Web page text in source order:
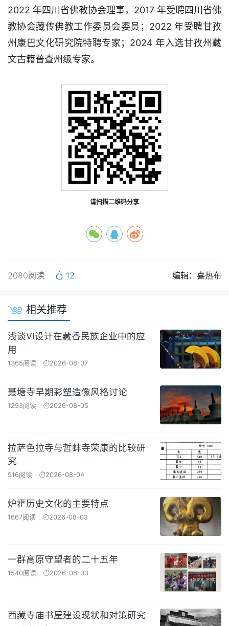
2022 年四川省佛教协会理事，2017 年受聘四川省佛
教协会藏传佛教工作委员会委员；2022 年受聘甘孜
州康巴文化研究院特聘专家；2024 年入选甘孜州藏
文古籍普查州级专家。
请扫描二维码分享
2080阅读 12 编辑：喜热布
相关推荐
浅谈VI设计在藏香民族企业中的应
用
1365阅读 2026-08-07
聂塘寺早期彩塑造像风格讨论
1293阅读 2026-08-05
拉萨色拉寺与哲蚌寺荣康的比较研
究
916阅读 2026-08-04
炉霍历史文化的主要特点
1667阅读 2026-08-03
一群高原守望者的二十五年
1540阅读 2026-08-03
西藏寺庙书屋建设现状和对策研究